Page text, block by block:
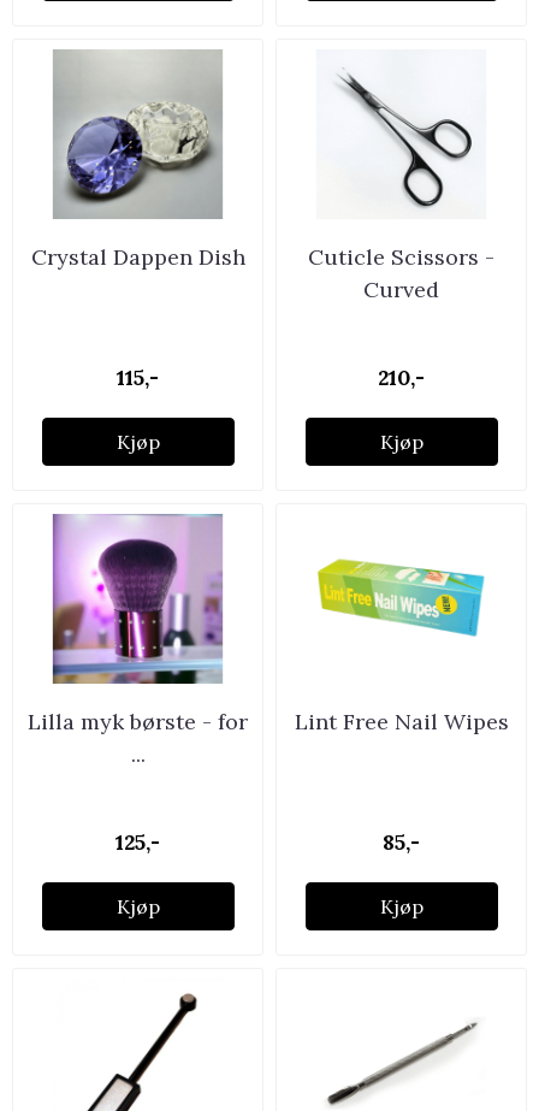
Crystal Dappen Dish
115,-
Kjøp
Cuticle Scissors -
Curved
210,-
Kjøp
Lilla myk børste - for
...
125,-
Kjøp
Lint Free Nail Wipes
85,-
Kjøp